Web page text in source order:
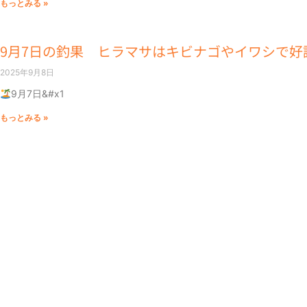
もっとみる »
9月7日の釣果 ヒラマサはキビナゴやイワシで好
2025年9月8日
9月7日&#x1
もっとみる »